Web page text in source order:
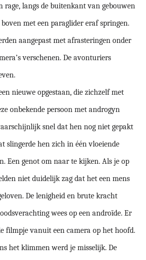
rage, langs de buitenkant van gebouwen
met een paraglider eraf springen.
aangepast met afrasteringen onder
verschenen. De avonturiers
nieuwe opgestaan, die zichzelf met
onbekende persoon met androgyn
snel dat hen nog niet gepakt
slingerde hen zich in één vloeiende
Een genot om naar te kijken. Als je op
niet duidelijk zag dat het een mens
De lenigheid en brute kracht
wees op een androïde. Er
filmpje vanuit een camera op het hoofd.
het klimmen werd je misselijk. De